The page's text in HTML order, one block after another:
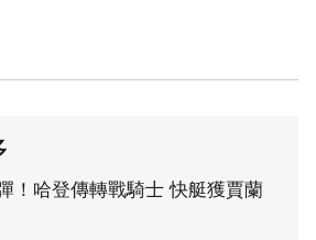
！哈登傳轉戰騎士 快艇獲賈蘭